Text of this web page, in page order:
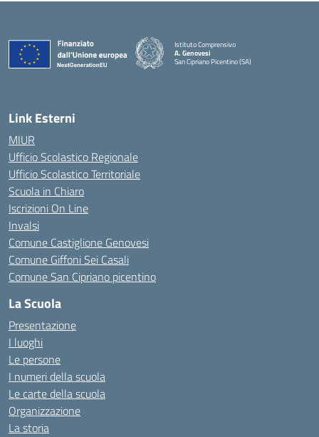
Istituto Comprensivo
A. Genovesi
San Cipriano Picentino (SA)
— Visita la pagina iniziale della scuola
Link Esterni
MIUR
Ufficio Scolastico Regionale
Ufficio Scolastico Territoriale
Scuola in Chiaro
Iscrizioni On Line
Invalsi
Comune Castiglione Genovesi
Comune Giffoni Sei Casali
Comune San Cipriano picentino
La Scuola
Presentazione
I luoghi
Le persone
I numeri della scuola
Le carte della scuola
Organizzazione
La storia